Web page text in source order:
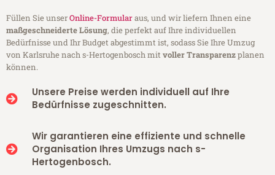
Füllen Sie unserOnline-Formularaus, und wir liefern Ihnen eine
maßgeschneiderte Lösung, die perfekt auf Ihre individuellen
Bedürfnisse und Ihr Budget abgestimmt ist, sodass Sie Ihre Umzug
von Karlsruhe nach s-Hertogenbosch mitvoller Transparenzplanen
können.
Unsere Preise werden individuell auf Ihre
Bedürfnisse zugeschnitten.
Wir garantieren eine effiziente und schnelle
Organisation Ihres Umzugs nach s-
Hertogenbosch.